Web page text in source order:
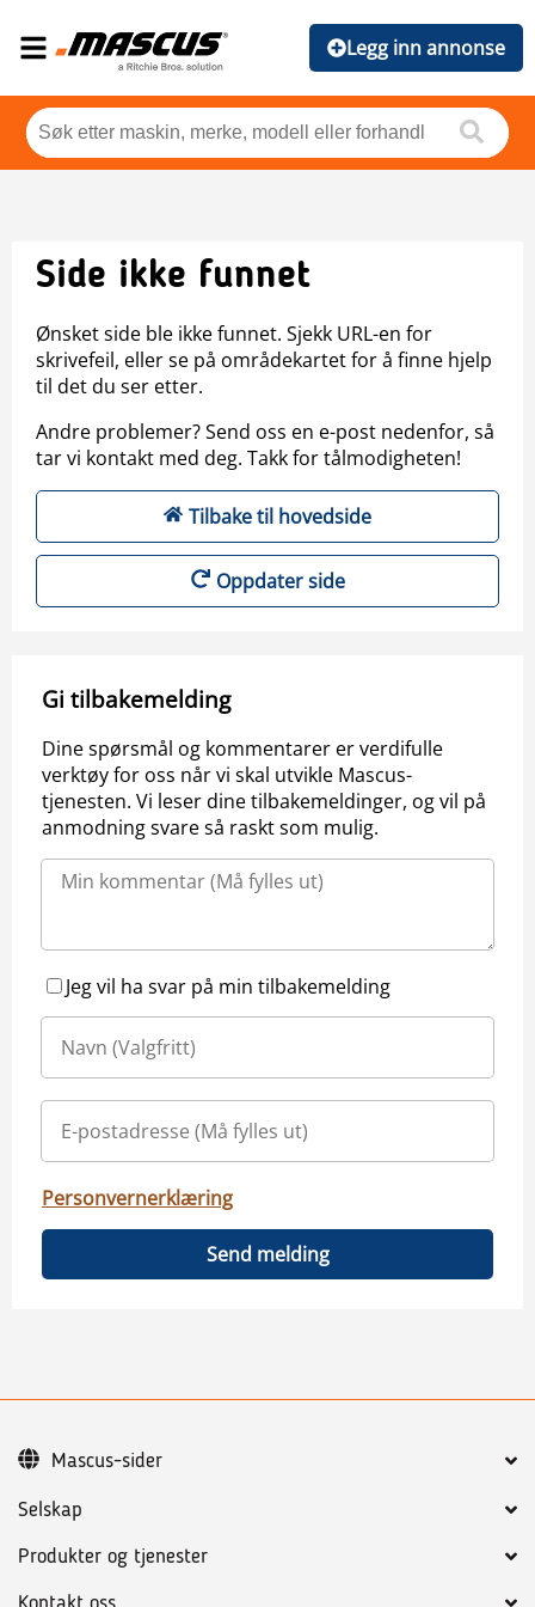
Legg inn annonse
Side ikke funnet
Ønsket side ble ikke funnet. Sjekk URL-en for
skrivefeil, eller se på områdekartet for å finne hjelp
til det du ser etter.
Andre problemer? Send oss en e-post nedenfor, så
tar vi kontakt med deg. Takk for tålmodigheten!
Tilbake til hovedside
Oppdater side
Gi tilbakemelding
Dine spørsmål og kommentarer er verdifulle
verktøy for oss når vi skal utvikle Mascus-
tjenesten. Vi leser dine tilbakemeldinger, og vil på
anmodning svare så raskt som mulig.
Jeg vil ha svar på min tilbakemelding
Personvernerklæring
Send melding
Selskap
Produkter og tjenester
Mascus-sider